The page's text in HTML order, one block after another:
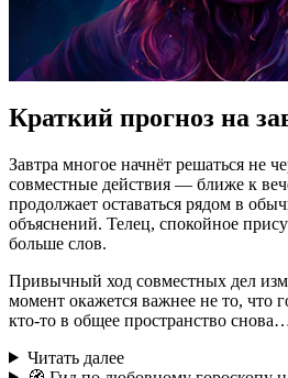
Краткий прогноз на
Завтра многое начнёт решаться не
совместные действия — ближе к
продолжает оставаться рядом в
объяснений. Телец, спокойное
больше слов.
Привычный ход совместных дел
момент окажется важнее не то, что
кто-то в общее пространство
Читать далее